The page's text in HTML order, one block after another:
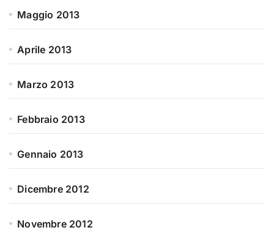
Maggio 2013
Aprile 2013
Marzo 2013
Febbraio 2013
Gennaio 2013
Dicembre 2012
Novembre 2012